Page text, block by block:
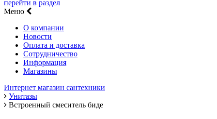
перейти в раздел
Меню
О компании
Новости
Оплата и доставка
Сотрудничество
Информация
Магазины
Интернет магазин сантехники
Унитазы
Встроенный смеситель биде